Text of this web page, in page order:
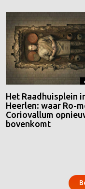
Het Raadhuisplein
Heerlen: waar Ro-
Coriovallum
bovenkomt